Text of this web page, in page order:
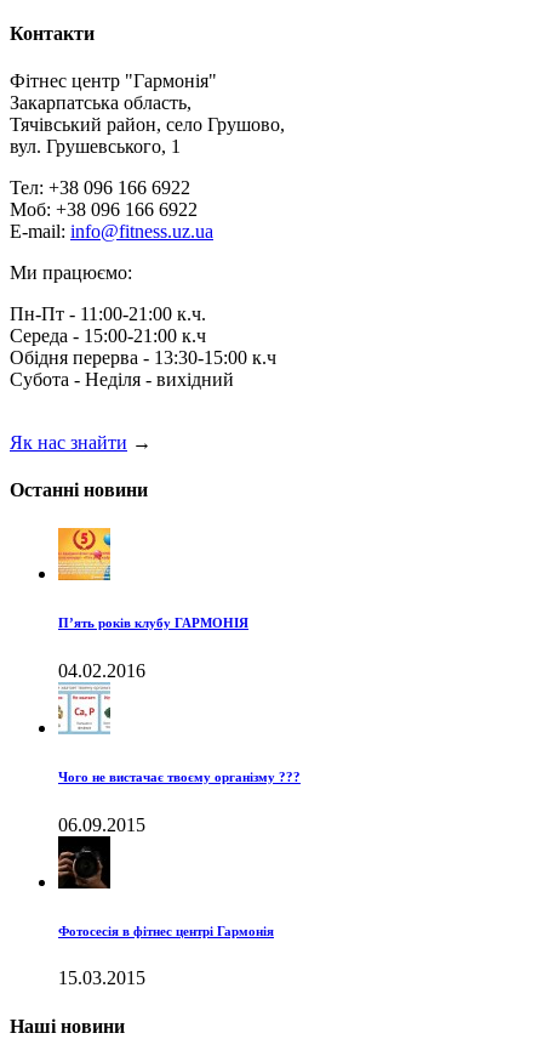
Контакти
Фітнес центр "Гармонія"
Закарпатська область,
Тячівський район, село Грушово,
вул. Грушевського, 1
Тел: +38 096 166 6922
Моб: +38 096 166 6922
E-mail: info@fitness.uz.ua
Ми працюємо:
Пн-Пт - 11:00-21:00 к.ч.
Середа - 15:00-21:00 к.ч
Обідня перерва - 13:30-15:00 к.ч
Субота - Неділя - вихідний
Як нас знайти →
Останні новини
П’ять років клубу ГАРМОНІЯ
04.02.2016
Чого не вистачає твоєму організму ???
06.09.2015
Фотосесія в фітнес центрі Гармонія
15.03.2015
Наші новини